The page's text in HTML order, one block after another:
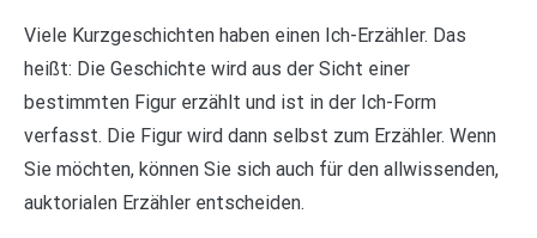
Viele Kurzgeschichten haben einen Ich-Erzähler. Das
heißt: Die Geschichte wird aus der Sicht einer
bestimmten Figur erzählt und ist in der Ich-Form
verfasst. Die Figur wird dann selbst zum Erzähler. Wenn
Sie möchten, können Sie sich auch für den allwissenden,
auktorialen Erzähler entscheiden.